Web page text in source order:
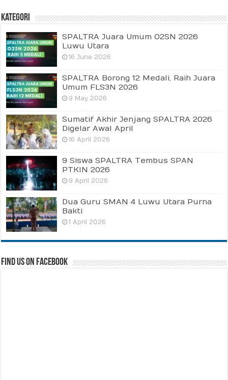
Kategori
SPALTRA Juara Umum O2SN 2026
Luwu Utara
16 June 2026
SPALTRA Borong 12 Medali, Raih Juara
Umum FLS3N 2026
9 May 2026
Sumatif Akhir Jenjang SPALTRA 2026
Digelar Awal April
16 April 2026
9 Siswa SPALTRA Tembus SPAN
PTKIN 2026
9 April 2026
Dua Guru SMAN 4 Luwu Utara Purna
Bakti
1 April 2026
Find us on Facebook